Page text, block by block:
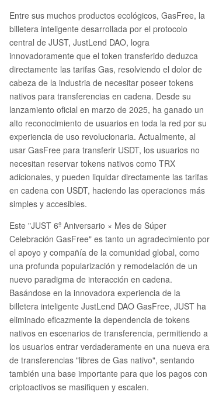
Entre sus muchos productos ecológicos, GasFree, la
billetera inteligente desarrollada por el protocolo
central de JUST, JustLend DAO, logra
innovadoramente que el token transferido deduzca
directamente las tarifas Gas, resolviendo el dolor de
cabeza de la industria de necesitar poseer tokens
nativos para transferencias en cadena. Desde su
lanzamiento oficial en marzo de 2025, ha ganado un
alto reconocimiento de usuarios en toda la red por su
experiencia de uso revolucionaria. Actualmente, al
usar GasFree para transferir USDT, los usuarios no
necesitan reservar tokens nativos como TRX
adicionales, y pueden liquidar directamente las tarifas
en cadena con USDT, haciendo las operaciones más
simples y accesibles.
Este "JUST 6º Aniversario × Mes de Súper
Celebración GasFree" es tanto un agradecimiento por
el apoyo y compañía de la comunidad global, como
una profunda popularización y remodelación de un
nuevo paradigma de interacción en cadena.
Basándose en la innovadora experiencia de la
billetera inteligente JustLend DAO GasFree, JUST ha
eliminado eficazmente la dependencia de tokens
nativos en escenarios de transferencia, permitiendo a
los usuarios entrar verdaderamente en una nueva era
de transferencias "libres de Gas nativo", sentando
también una base importante para que los pagos con
criptoactivos se masifiquen y escalen.